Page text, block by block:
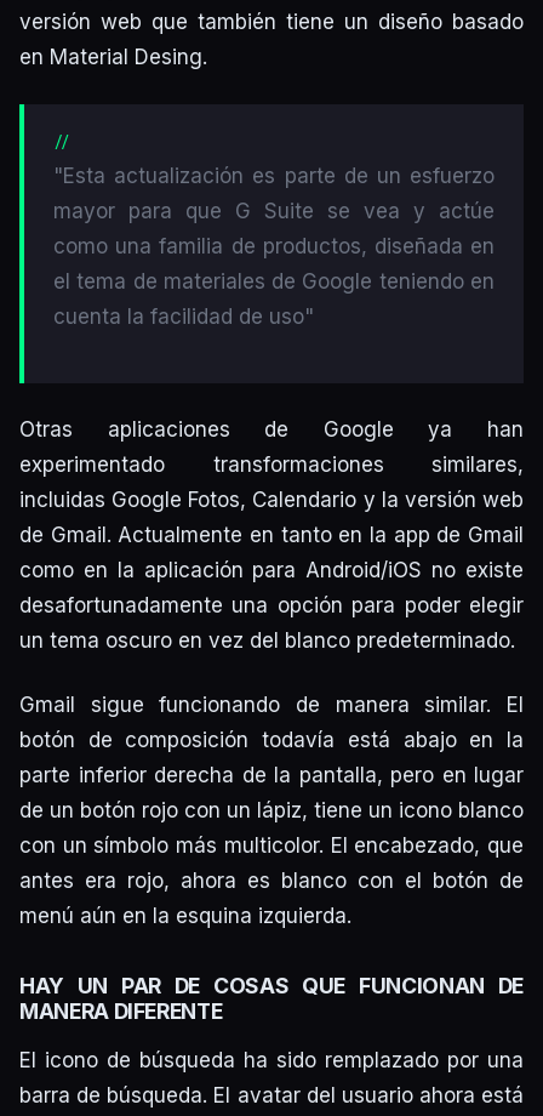
versión web que también tiene un diseño basado
en Material Desing.
"Esta actualización es parte de un esfuerzo
mayor para que G Suite se vea y actúe
como una familia de productos, diseñada en
el tema de materiales de Google teniendo en
cuenta la facilidad de uso"
Otras aplicaciones de Google ya han
experimentado transformaciones similares,
incluidas Google Fotos, Calendario y la versión web
de Gmail. Actualmente en tanto en la app de Gmail
como en la aplicación para Android/iOS no existe
desafortunadamente una opción para poder elegir
un tema oscuro en vez del blanco predeterminado.
Gmail sigue funcionando de manera similar. El
botón de composición todavía está abajo en la
parte inferior derecha de la pantalla, pero en lugar
de un botón rojo con un lápiz, tiene un icono blanco
con un símbolo más multicolor. El encabezado, que
antes era rojo, ahora es blanco con el botón de
menú aún en la esquina izquierda.
HAY UN PAR DE COSAS QUE FUNCIONAN DE
MANERA DIFERENTE
El icono de búsqueda ha sido remplazado por una
barra de búsqueda. El avatar del usuario ahora está